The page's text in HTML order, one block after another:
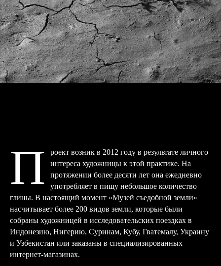
П
роект возник в 2012 году в результате личного
интереса художницы к этой практике. На
протяжении более десяти лет она ежедневно
употребляет в пищу небольшое количество
глины. В настоящий момент «Музей съедобной земли»
насчитывает более 200 видов земли, которые были
собраны художницей в исследовательских поездках в
Индонезию, Нигерию, Суринам, Кубу, Гватемалу, Украину
и Узбекистан или заказаны в специализированных
интернет-магазинах.